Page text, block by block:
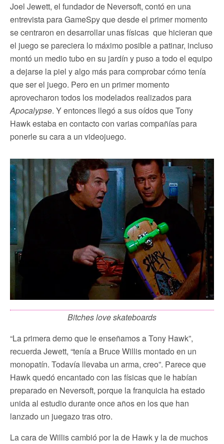
Joel Jewett, el fundador de Neversoft, contó en una
entrevista para GameSpy que desde el primer momento
se centraron en desarrollar unas físicas que hicieran que
el juego se pareciera lo máximo posible a patinar, incluso
montó un medio tubo en su jardín y puso a todo el equipo
a dejarse la piel y algo más para comprobar cómo tenía
que ser el juego. Pero en un primer momento
aprovecharon todos los modelados realizados para
Apocalypse. Y entonces llegó a sus oídos que Tony
Hawk estaba en contacto con varias compañías para
ponerle su cara a un videojuego.
Bitches love skateboards
“La primera demo que le enseñamos a Tony Hawk”,
recuerda Jewett, “tenía a Bruce Willis montado en un
monopatín. Todavía llevaba un arma, creo”. Parece que
Hawk quedó encantado con las físicas que le habían
preparado en Neversoft, porque la franquicia ha estado
unida al estudio durante once años en los que han
lanzado un juegazo tras otro.
La cara de Willis cambió por la de Hawk y la de muchos